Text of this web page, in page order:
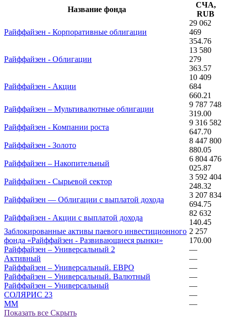
Название фонда
СЧА,
RUB
Райффайзен - Корпоративные облигации
29 062
469
354.76
Райффайзен - Облигации
13 580
279
363.57
Райффайзен - Акции
10 409
684
660.21
Райффайзен – Мультивалютные облигации
9 787 748
319.00
Райффайзен - Компании роста
9 316 582
647.70
Райффайзен - Золото
8 447 800
880.05
Райффайзен – Накопительный
6 804 476
025.87
Райффайзен - Сырьевой сектор
3 592 404
248.32
Райффайзен — Облигации с выплатой дохода
3 207 834
694.75
Райффайзен - Акции с выплатой дохода
82 632
140.45
Заблокированные активы паевого инвестиционного
фонда «Райффайзен - Развивающиеся рынки»
2 257
170.00
Райффайзен – Универсальный 2
—
Активный
—
Райффайзен – Универсальный. ЕВРО
—
Райффайзен – Универсальный. Валютный
—
Райффайзен – Универсальный
—
СОЛЯРИС 23
—
ММ
—
Показать все Скрыть